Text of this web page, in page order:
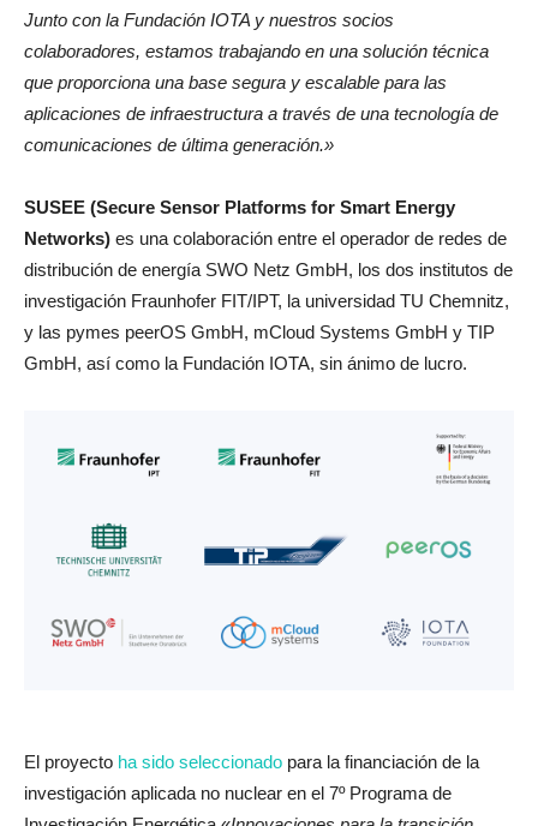
Junto con la Fundación IOTA y nuestros socios
colaboradores, estamos trabajando en una solución técnica
que proporciona una base segura y escalable para las
aplicaciones de infraestructura a través de una tecnología de
comunicaciones de última generación.»
SUSEE (Secure Sensor Platforms for Smart Energy
Networks) es una colaboración entre el operador de redes de
distribución de energía SWO Netz GmbH, los dos institutos de
investigación Fraunhofer FIT/IPT, la universidad TU Chemnitz,
y las pymes peerOS GmbH, mCloud Systems GmbH y TIP
GmbH, así como la Fundación IOTA, sin ánimo de lucro.
El proyecto ha sido seleccionado para la financiación de la
investigación aplicada no nuclear en el 7º Programa de